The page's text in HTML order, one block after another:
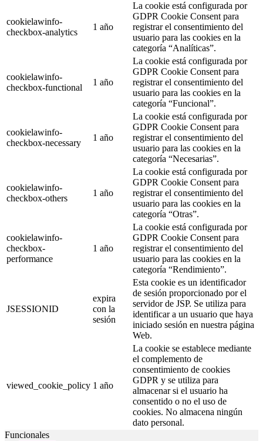
cookielawinfo-
checkbox-analytics
1 año
La cookie está configurada por
GDPR Cookie Consent para
registrar el consentimiento del
usuario para las cookies en la
categoría “Analíticas”.
cookielawinfo-
checkbox-functional
1 año
La cookie está configurada por
GDPR Cookie Consent para
registrar el consentimiento del
usuario para las cookies en la
categoría “Funcional”.
cookielawinfo-
checkbox-necessary
1 año
La cookie está configurada por
GDPR Cookie Consent para
registrar el consentimiento del
usuario para las cookies en la
categoría “Necesarias”.
cookielawinfo-
checkbox-others
1 año
La cookie está configurada por
GDPR Cookie Consent para
registrar el consentimiento del
usuario para las cookies en la
categoría “Otras”.
cookielawinfo-
checkbox-
performance
1 año
La cookie está configurada por
GDPR Cookie Consent para
registrar el consentimiento del
usuario para las cookies en la
categoría “Rendimiento”.
JSESSIONID
expira
con la
sesión
Esta cookie es un identificador
de sesión proporcionado por el
servidor de JSP. Se utiliza para
identificar a un usuario que haya
iniciado sesión en nuestra página
Web.
viewed_cookie_policy 1 año
La cookie se establece mediante
el complemento de
consentimiento de cookies
GDPR y se utiliza para
almacenar si el usuario ha
consentido o no el uso de
cookies. No almacena ningún
dato personal.
Funcionales